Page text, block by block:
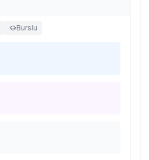
Burslu